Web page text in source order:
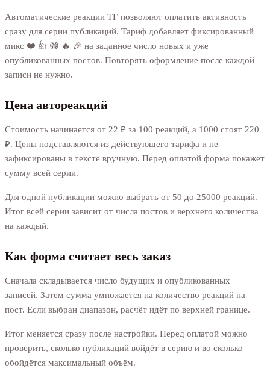
Автоматические реакции ТГ позволяют оплатить активность
сразу для серии публикаций. Тариф добавляет фиксированный
микс ❤️ 👍 😁 🔥 🎉 на заданное число новых и уже
опубликованных постов. Повторять оформление после каждой
записи не нужно.
Цена автореакций
Стоимость начинается от 22 ₽ за 100 реакций, а 1000 стоят 220
₽. Цены подставляются из действующего тарифа и не
зафиксированы в тексте вручную. Перед оплатой форма покажет
сумму всей серии.
Для одной публикации можно выбрать от 50 до 25000 реакций.
Итог всей серии зависит от числа постов и верхнего количества
на каждый.
Как форма считает весь заказ
Сначала складывается число будущих и опубликованных
записей. Затем сумма умножается на количество реакций на
пост. Если выбран диапазон, расчёт идёт по верхней границе.
Итог меняется сразу после настройки. Перед оплатой можно
проверить, сколько публикаций войдёт в серию и во сколько
обойдётся максимальный объём.